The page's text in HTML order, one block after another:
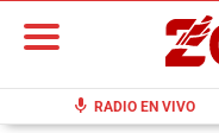
mic RADIO EN VIVO